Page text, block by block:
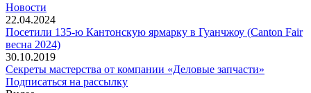
Новости
22.04.2024
Посетили 135-ю Кантонскую ярмарку в Гуанчжоу (Canton Fair
весна 2024)
30.10.2019
Секреты мастерства от компании «Деловые запчасти»
Подписаться на рассылку